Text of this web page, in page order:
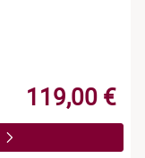
119,00 €